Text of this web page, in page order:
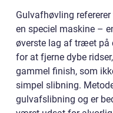
Gulvafhøvling
en speciel maskine –
øverste lag af træet
for at fjerne dybe
gammel finish, som
simpel slibning.
gulvafslibning og er